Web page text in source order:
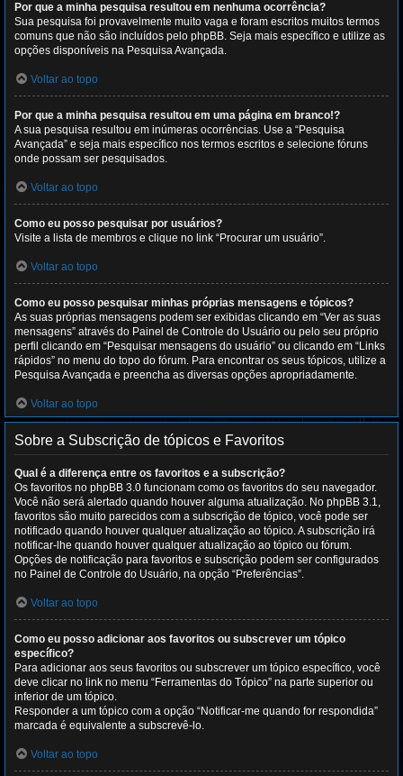
Por que a minha pesquisa resultou em nenhuma ocorrência?
Sua pesquisa foi provavelmente muito vaga e foram escritos muitos termos
comuns que não são incluídos pelo phpBB. Seja mais específico e utilize as
opções disponíveis na Pesquisa Avançada.
Voltar ao topo
Por que a minha pesquisa resultou em uma página em branco!?
A sua pesquisa resultou em inúmeras ocorrências. Use a “Pesquisa
Avançada” e seja mais específico nos termos escritos e selecione fóruns
onde possam ser pesquisados.
Voltar ao topo
Como eu posso pesquisar por usuários?
Visite a lista de membros e clique no link “Procurar um usuário”.
Voltar ao topo
Como eu posso pesquisar minhas próprias mensagens e tópicos?
As suas próprias mensagens podem ser exibidas clicando em “Ver as suas
mensagens” através do Painel de Controle do Usuário ou pelo seu próprio
perfil clicando em “Pesquisar mensagens do usuário” ou clicando em “Links
rápidos” no menu do topo do fórum. Para encontrar os seus tópicos, utilize a
Pesquisa Avançada e preencha as diversas opções apropriadamente.
Voltar ao topo
Sobre a Subscrição de tópicos e Favoritos
Qual é a diferença entre os favoritos e a subscrição?
Os favoritos no phpBB 3.0 funcionam como os favoritos do seu navegador.
Você não será alertado quando houver alguma atualização. No phpBB 3.1,
favoritos são muito parecidos com a subscrição de tópico, você pode ser
notificado quando houver qualquer atualização ao tópico. A subscrição irá
notificar-lhe quando houver qualquer atualização ao tópico ou fórum.
Opções de notificação para favoritos e subscrição podem ser configurados
no Painel de Controle do Usuário, na opção “Preferências”.
Voltar ao topo
Como eu posso adicionar aos favoritos ou subscrever um tópico
específico?
Para adicionar aos seus favoritos ou subscrever um tópico específico, você
deve clicar no link no menu “Ferramentas do Tópico” na parte superior ou
inferior de um tópico.
Responder a um tópico com a opção “Notificar-me quando for respondida”
marcada é equivalente a subscrevê-lo.
Voltar ao topo